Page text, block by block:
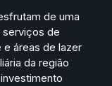
de uma
serviços de
áreas de lazer
da região